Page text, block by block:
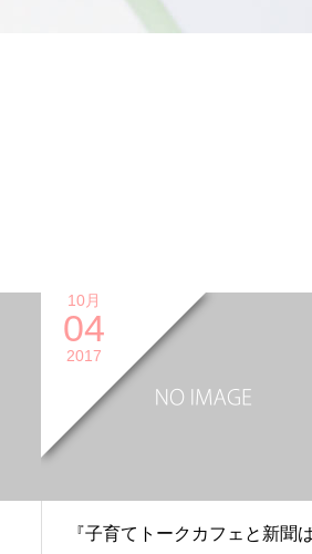
10月
04
2017
『子育てトークカフェと新聞